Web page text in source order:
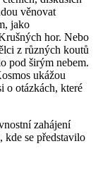
věnovat
jako
hor. Nebo
z různých koutů
pod širým nebem.
ukážou
o otázkách, které
zahájení
kde se představilo